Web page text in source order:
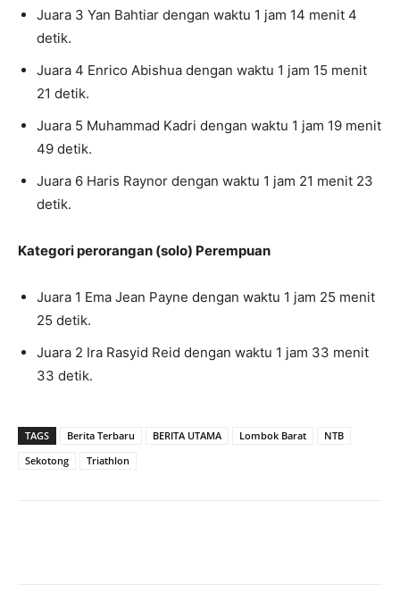
Juara 3 Yan Bahtiar dengan waktu 1 jam 14 menit 4
detik.
Juara 4 Enrico Abishua dengan waktu 1 jam 15 menit
21 detik.
Juara 5 Muhammad Kadri dengan waktu 1 jam 19 menit
49 detik.
Juara 6 Haris Raynor dengan waktu 1 jam 21 menit 23
detik.
Kategori perorangan (solo) Perempuan
Juara 1 Ema Jean Payne dengan waktu 1 jam 25 menit
25 detik.
Juara 2 Ira Rasyid Reid dengan waktu 1 jam 33 menit
33 detik.
TAGS Berita Terbaru BERITA UTAMA Lombok Barat
NTB
Sekotong
Triathlon